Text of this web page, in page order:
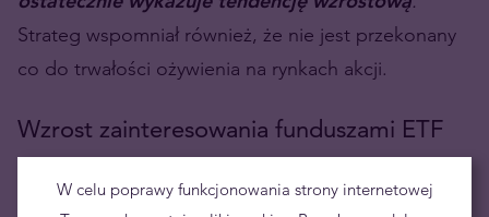
Strateg wspomniał również, że nie jest przekonany
co do trwałości ożywienia na rynkach akcji.
Wzrost zainteresowania funduszami ETF
W celu poprawy funkcjonowania strony internetowej